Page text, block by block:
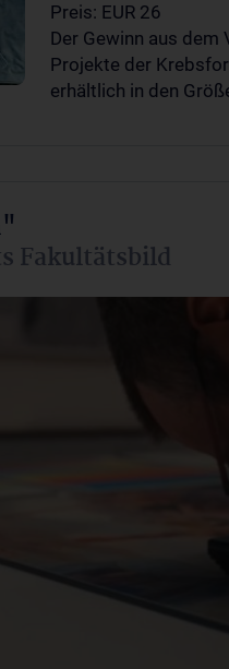
Preis: EUR 26
Der Gewinn aus
Projekte der
erhältlich in den
Fakultätsbild